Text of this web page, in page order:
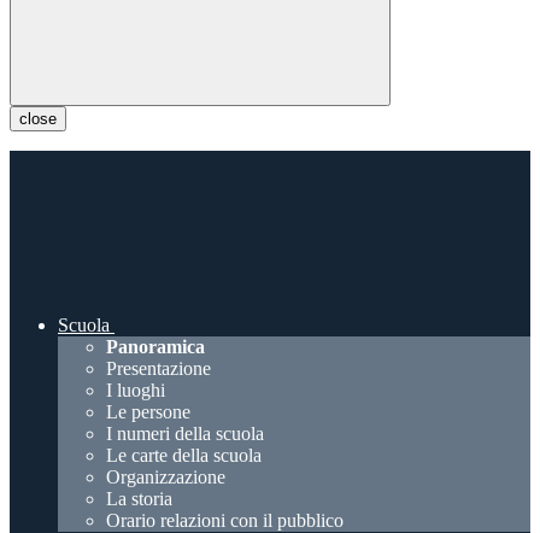
close
Scuola
Panoramica
Presentazione
I luoghi
Le persone
I numeri della scuola
Le carte della scuola
Organizzazione
La storia
Orario relazioni con il pubblico